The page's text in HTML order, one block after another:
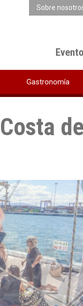
Sobre
Gastronomía